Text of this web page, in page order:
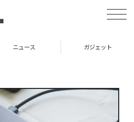
toggle
ニュース ガジェット